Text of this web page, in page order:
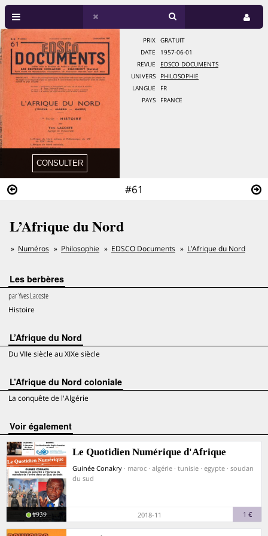
#61
PRIX
GRATUIT
DATE
1957-06-01
REVUE
EDSCO DOCUMENTS
UNIVERS
PHILOSOPHIE
LANGUE
FR
PAYS
FRANCE
L’Afrique du Nord
Numéros Philosophie EDSCO Documents L’Afrique du Nord
Les berbères
parYves Lacoste
Histoire
L’Afrique du Nord
Du VIIe siècle au XIXe siècle
L’Afrique du Nord coloniale
La conquête de l'Algérie
voir également
Le Quotidien Numérique d'Afrique
Guinée Conakry · maroc · algérie · tunisie · egypte · soudan
du sud
#939 2018-11 1 €